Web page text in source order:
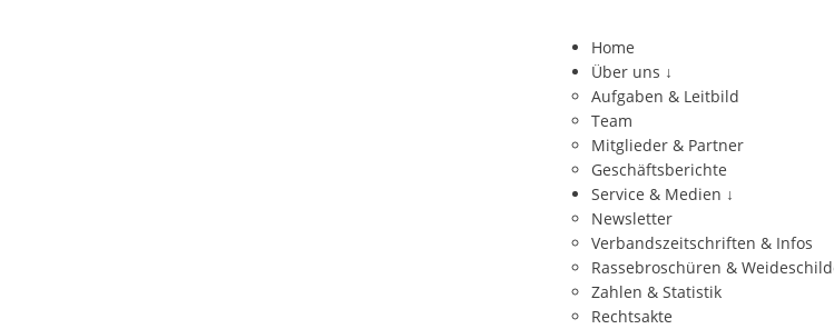
Home
Über uns ↓
Aufgaben & Leitbild
Team
Mitglieder & Partner
Geschäftsberichte
Service & Medien ↓
Newsletter
Verbandszeitschriften & Infos
Rassebroschüren &
Zahlen & Statistik
Rechtsakte